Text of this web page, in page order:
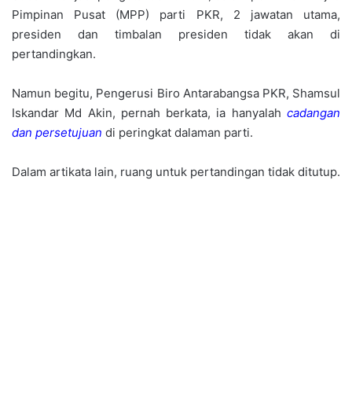
Pimpinan Pusat (MPP) parti PKR, 2 jawatan utama,
presiden dan timbalan presiden tidak akan di
pertandingkan.
Namun begitu, Pengerusi Biro Antarabangsa PKR, Shamsul
Iskandar Md Akin, pernah berkata, ia hanyalah cadangan
dan persetujuan di peringkat dalaman parti.
Dalam artikata lain, ruang untuk pertandingan tidak ditutup.